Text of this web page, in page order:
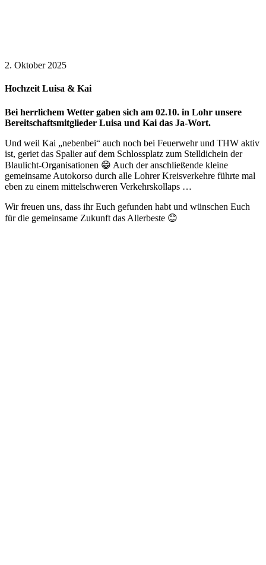
2. Oktober 2025
Hochzeit Luisa & Kai
Bei herrlichem Wetter gaben sich am 02.10. in Lohr unsere
Bereitschaftsmitglieder Luisa und Kai das Ja-Wort.
Und weil Kai „nebenbei“ auch noch bei Feuerwehr und THW aktiv
ist, geriet das Spalier auf dem Schlossplatz zum Stelldichein der
Blaulicht-Organisationen 😁 Auch der anschließende kleine
gemeinsame Autokorso durch alle Lohrer Kreisverkehre führte mal
eben zu einem mittelschweren Verkehrskollaps …
Wir freuen uns, dass ihr Euch gefunden habt und wünschen Euch
für die gemeinsame Zukunft das Allerbeste 😊